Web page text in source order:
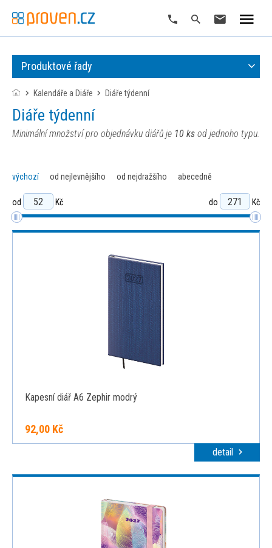
Produktové řady
Kalendáře a Diáře diáře týdenní
diáře týdenní
Minimální množství pro objednávku diářů je 10 ks od jednoho typu.
výchozí od nejlevnějšího od nejdražšího abecedně
od Kč do Kč
Kapesní diář A6 Zephir modrý
92,00 Kč
detail